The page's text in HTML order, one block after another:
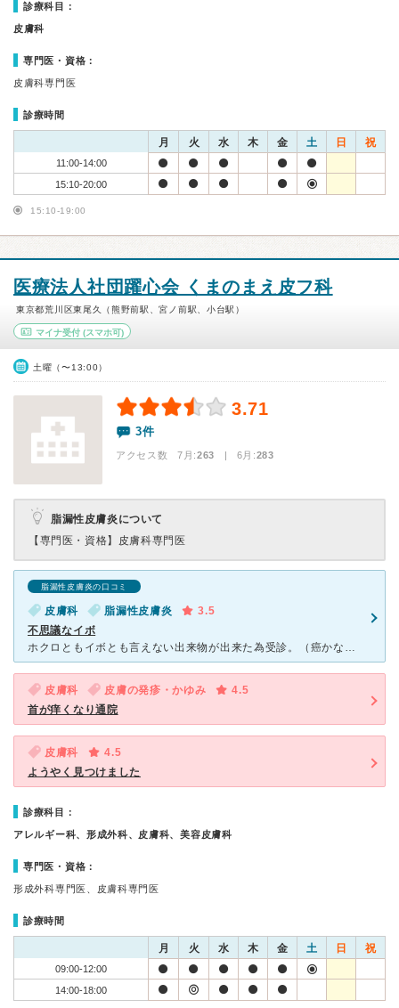
診療科目：
皮膚科
専門医・資格：
皮膚科専門医
診療時間
月 火 水 木 金 土 日 祝
11:00-14:00
15:10-20:00
15:10-19:00
医療法人社団躍心会 くまのまえ皮フ科
東京都荒川区東尾久（熊野前駅、宮ノ前駅、小台駅）
マイナ受付 (スマホ可)
土曜（〜13:00）
3.71
3件
アクセス数 7月:263 | 6月:283
脂漏性皮膚炎について
【専門医・資格】 皮膚科専門医
脂漏性皮膚炎の口コミ
皮膚科 脂漏性皮膚炎
3.5
不思議なイボ
ホクロともイボとも言えない出来物が出来た為受診。（癌かなという不安も） 若い先生でしたが、しっかりと観察して後に近くの女子医大東医療センターへすぐに紹介状を書いてくれて、その日の内に女子医大で見
皮膚科 皮膚の発疹・かゆみ
4.5
首が痒くなり通院
皮膚科
4.5
ようやく見つけました
診療科目：
アレルギー科、形成外科、皮膚科、美容皮膚科
専門医・資格：
形成外科専門医、皮膚科専門医
診療時間
月 火 水 木 金 土 日 祝
09:00-12:00
14:00-18:00